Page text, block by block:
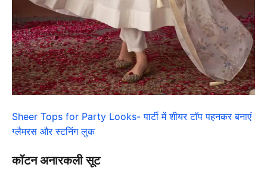
Sheer Tops for Party Looks- पार्टी में शीयर टॉप पहनकर बनाएं
ग्लैमरस और स्टनिंग लुक
कॉटन अनारकली सूट